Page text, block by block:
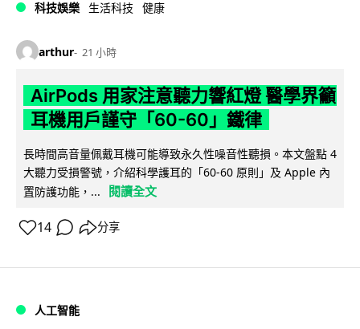
科技娛樂 生活科技 健康
arthur 21 小時
AirPods 用家注意聽力響紅燈 醫學界籲
耳機用戶謹守「60-60」鐵律
長時間高音量佩戴耳機可能導致永久性噪音性聽損。本文盤點 4
大聽力受損警號，介紹科學護耳的「60-60 原則」及 Apple 內
置防護功能，...
閱讀全文
14 分享
人工智能